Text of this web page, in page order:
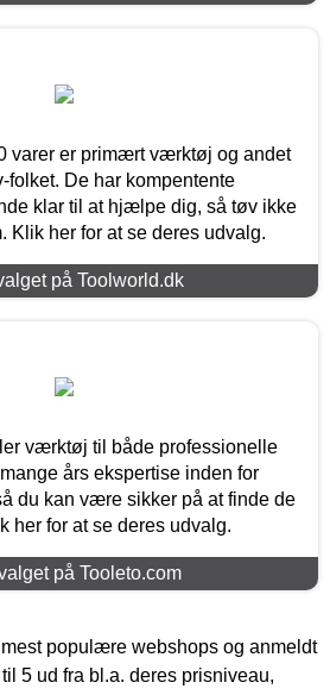
varer er primært værktøj og andet
folket. De har kompentente
klar til at hjælpe dig, så tøv ikke
Klik her for at se deres udvalg.
på Toolworld.dk
værktøj til både professionelle
års ekspertise inden for
du kan være sikker på at finde de
her for at se deres udvalg.
på Tooleto.com
populære webshops og anmeldt
5 ud fra bl.a. deres prisniveau,